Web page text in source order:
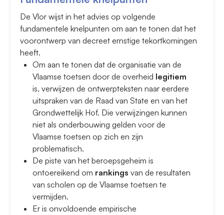
De Vlor wijst in het advies op volgende
fundamentele knelpunten om aan te tonen dat het
voorontwerp van decreet ernstige tekortkomingen
heeft.
Om aan te tonen dat de organisatie van de
Vlaamse toetsen door de overheid legitiem
is, verwijzen de ontwerpteksten naar eerdere
uitspraken van de Raad van State en van het
Grondwettelijk Hof. Die verwijzingen kunnen
niet als onderbouwing gelden voor de
Vlaamse toetsen op zich en zijn
problematisch.
De piste van het beroepsgeheim is
ontoereikend om rankings van de resultaten
van scholen op de Vlaamse toetsen te
vermijden.
Er is onvoldoende empirische